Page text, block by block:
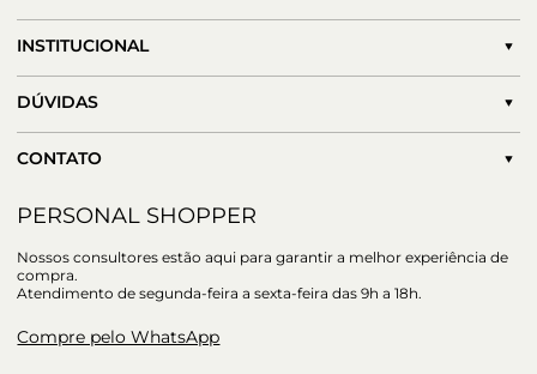
INSTITUCIONAL
DÚVIDAS
CONTATO
PERSONAL SHOPPER
Nossos consultores estão aqui para garantir a melhor experiência de
compra.
Atendimento de segunda-feira a sexta-feira das 9h a 18h.
Compre pelo WhatsApp